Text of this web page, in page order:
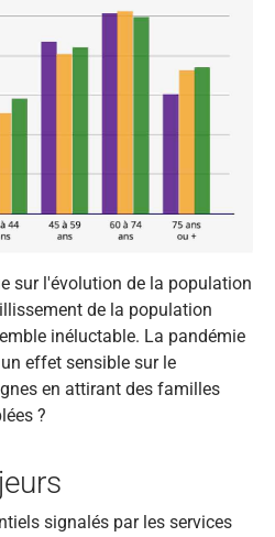
sur l'évolution de la population
de la population
inéluctable. La pandémie
effet sensible sur le
en attirant des familles
?
signalés par les services